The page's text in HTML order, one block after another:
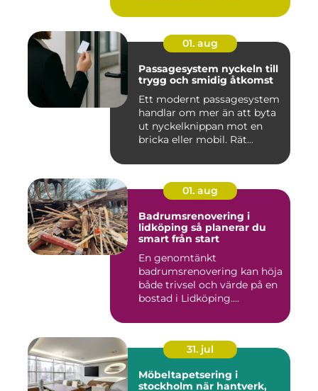
01. aug
Passagesystem nyckeln till
trygg och smidig åtkomst
Ett modernt passagesystem
handlar om mer än att byta
ut nyckelknippan mot en
bricka eller mobil. Rät...
01. aug
Badrumsrenovering i
lidköping så planerar du
smart från start
En genomtänkt
badrumsrenovering kan höja
både trivsel och värde på en
bostad i Lidköping.
31. jul
Möbeltapetsering i
stockholm när hantverk,